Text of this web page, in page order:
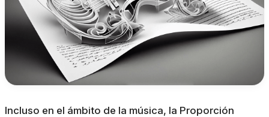
Incluso en el ámbito de la música, la Proporción